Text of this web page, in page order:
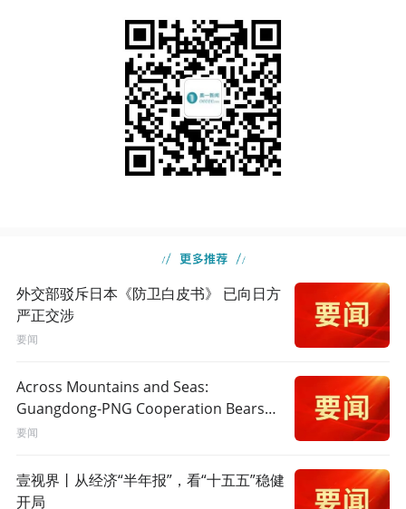
外交部驳斥日本《防卫白皮书》 已向日方
严正交涉
要闻
Across Mountains and Seas:
Guangdong-PNG Cooperation Bears
Fruit
要闻
壹视界丨从经济“半年报”，看“十五五”稳健
开局